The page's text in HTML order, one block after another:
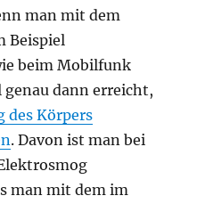
man mit dem
Beispiel
beim Mobilfunk
dann erreicht,
des Körpers
. Davon ist man bei
man mit dem im